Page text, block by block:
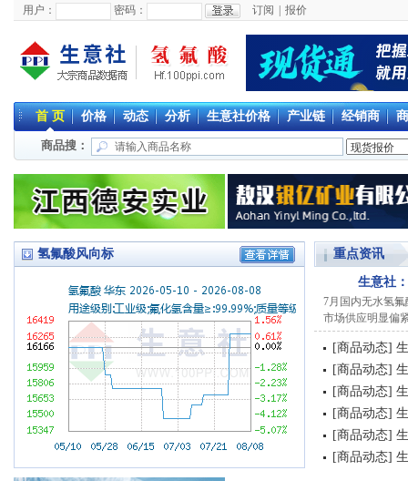
用户： 密码： 订阅 报价
首 页 价格 动态 分析 生意社价格 产业链 经销商
商品搜：
氢氟酸风向标 重点资讯
生意社
7月国内无水氢
市场供应明显偏
[商品动态] 生
[商品动态] 生
[商品动态]
[商品动态] 生
[商品动态] 生
[商品动态]